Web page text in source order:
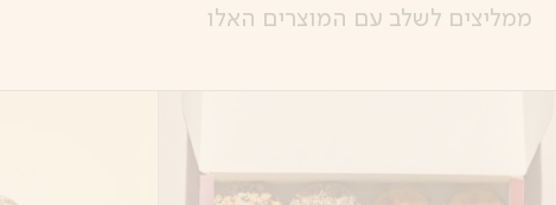
ממליצים לשלב עם המוצרים האלו